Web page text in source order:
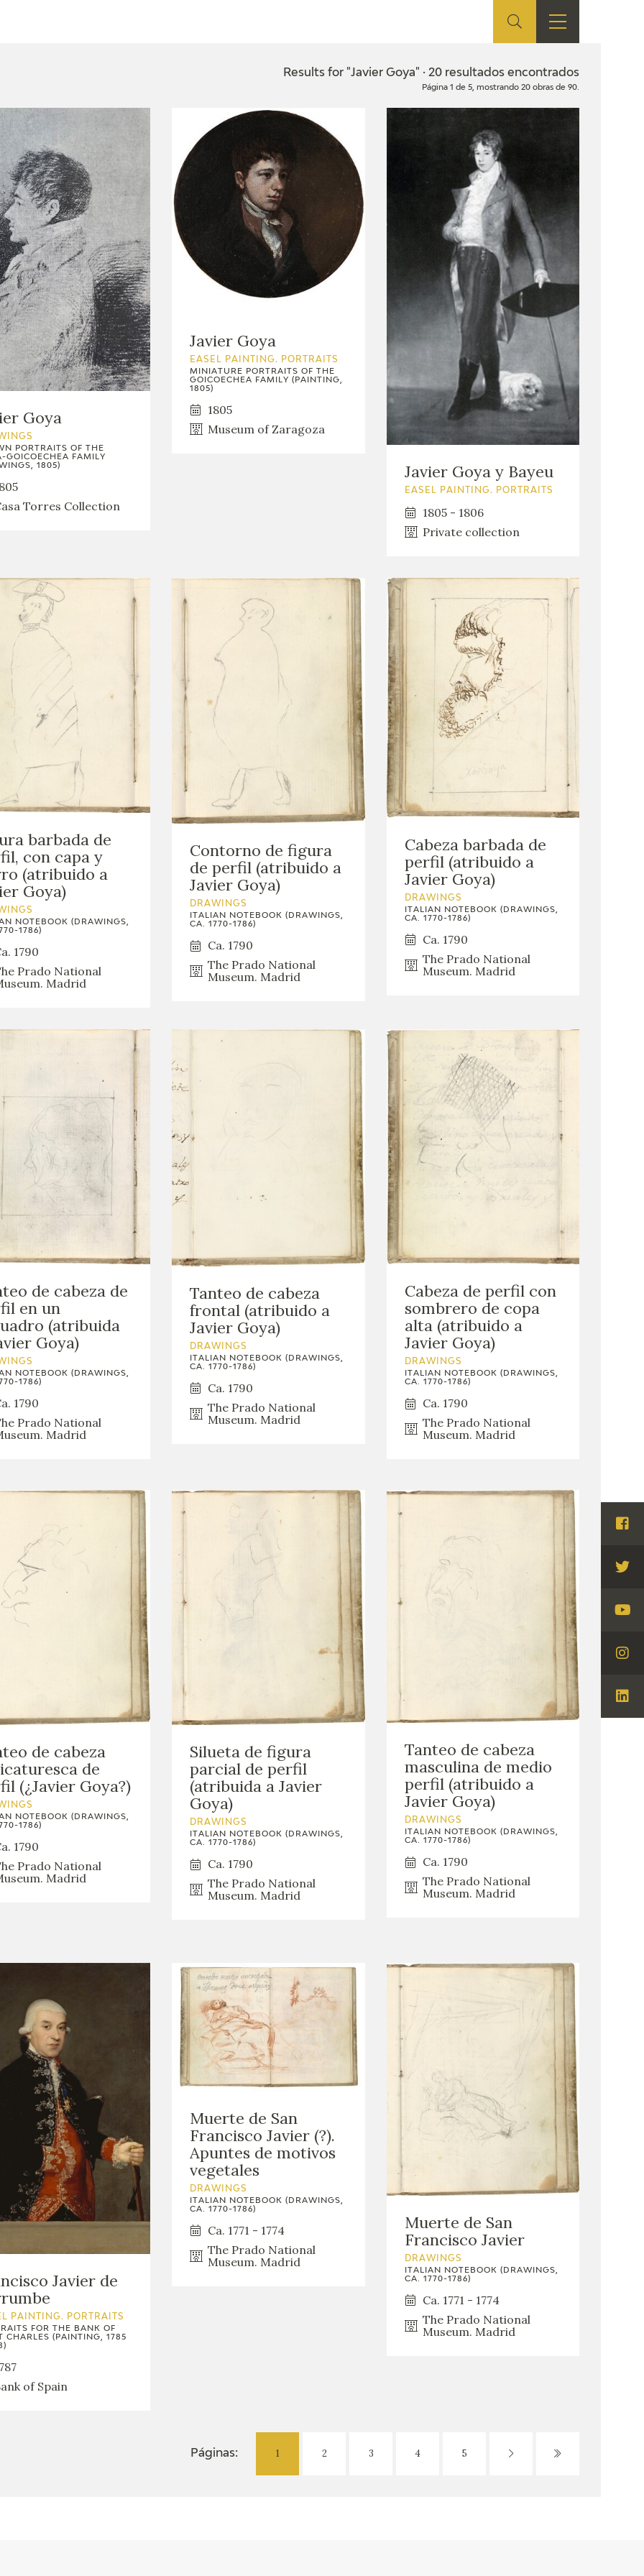
EL VIAJE DE GOYA
CATÁLOGO
PREMIO ARAGÓN
GOYA
EDICIONES SHOP EDUCA
RECURSOS
EDUCATIVOS
ARASAAC
Results for "Javier Goya" · 20 resultados encontrados
Página 1 de 5, mostrando 20 obras de 90.
Goya
PORTRAITS OF THE
GOICOECHEA FAMILY
1805)
Torres Collection
Javier Goya
EASEL PAINTING. PORTRAITS
MINIATURE PORTRAITS OF THE
GOICOECHEA FAMILY (PAINTING,
1805)
1805
Museum of Zaragoza
Javier Goya y Bayeu
EASEL PAINTING. PORTRAITS
1805 - 1806
Private collection
barbada de
con capa y
(atribuido a
Goya)
NOTEBOOK (DRAWINGS,
1786)
1790
Prado National
Madrid
Contorno de figura
de perfil (atribuido a
Javier Goya)
DRAWINGS
ITALIAN NOTEBOOK (DRAWINGS,
CA. 1770-1786)
Ca. 1790
The Prado National
Museum. Madrid
Cabeza barbada de
perfil (atribuido a
Javier Goya)
DRAWINGS
ITALIAN NOTEBOOK (DRAWINGS,
CA. 1770-1786)
Ca. 1790
The Prado National
Museum. Madrid
de cabeza de
en un
(atribuida
Goya)
NOTEBOOK (DRAWINGS,
1786)
1790
Prado National
Madrid
Tanteo de cabeza
frontal (atribuido a
Javier Goya)
DRAWINGS
ITALIAN NOTEBOOK (DRAWINGS,
CA. 1770-1786)
Ca. 1790
The Prado National
Museum. Madrid
Cabeza de perfil con
sombrero de copa
alta (atribuido a
Javier Goya)
DRAWINGS
ITALIAN NOTEBOOK (DRAWINGS,
CA. 1770-1786)
Ca. 1790
The Prado National
Museum. Madrid
de cabeza
de
(¿Javier Goya?)
NOTEBOOK (DRAWINGS,
1786)
1790
Prado National
Madrid
Silueta de figura
parcial de perfil
(atribuida a Javier
Goya)
DRAWINGS
ITALIAN NOTEBOOK (DRAWINGS,
CA. 1770-1786)
Ca. 1790
The Prado National
Museum. Madrid
Tanteo de cabeza
masculina de medio
perfil (atribuido a
Javier Goya)
DRAWINGS
ITALIAN NOTEBOOK (DRAWINGS,
CA. 1770-1786)
Ca. 1790
The Prado National
Museum. Madrid
Javier de
PAINTING. PORTRAITS
FOR THE BANK OF
CHARLES (PAINTING, 1785
of Spain
Muerte de San
Francisco Javier (?).
Apuntes de motivos
vegetales
DRAWINGS
ITALIAN NOTEBOOK (DRAWINGS,
CA. 1770-1786)
Ca. 1771 - 1774
The Prado National
Museum. Madrid
Muerte de San
Francisco Javier
DRAWINGS
ITALIAN NOTEBOOK (DRAWINGS,
CA. 1770-1786)
Ca. 1771 - 1774
The Prado National
Museum. Madrid
Páginas: 1 2 3 4 5